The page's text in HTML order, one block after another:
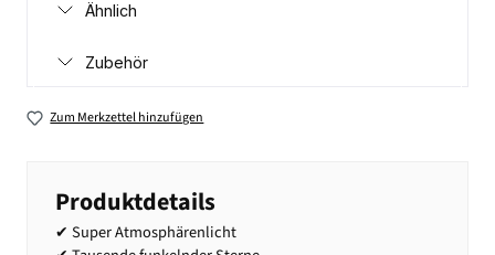
Ähnlich
Zubehör
Zum Merkzettel hinzufügen
Produktdetails
✔ Super Atmosphärenlicht